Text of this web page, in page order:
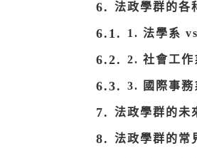
法政學群的各
1. 法學系
2. 社會工
3. 國際事務
法政學群的未
法政學群的常